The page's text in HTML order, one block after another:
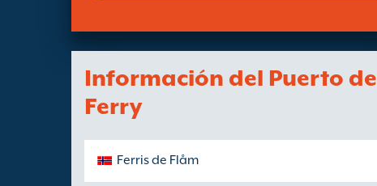
Información del Puerto de
Ferry
Ferris de Flåm